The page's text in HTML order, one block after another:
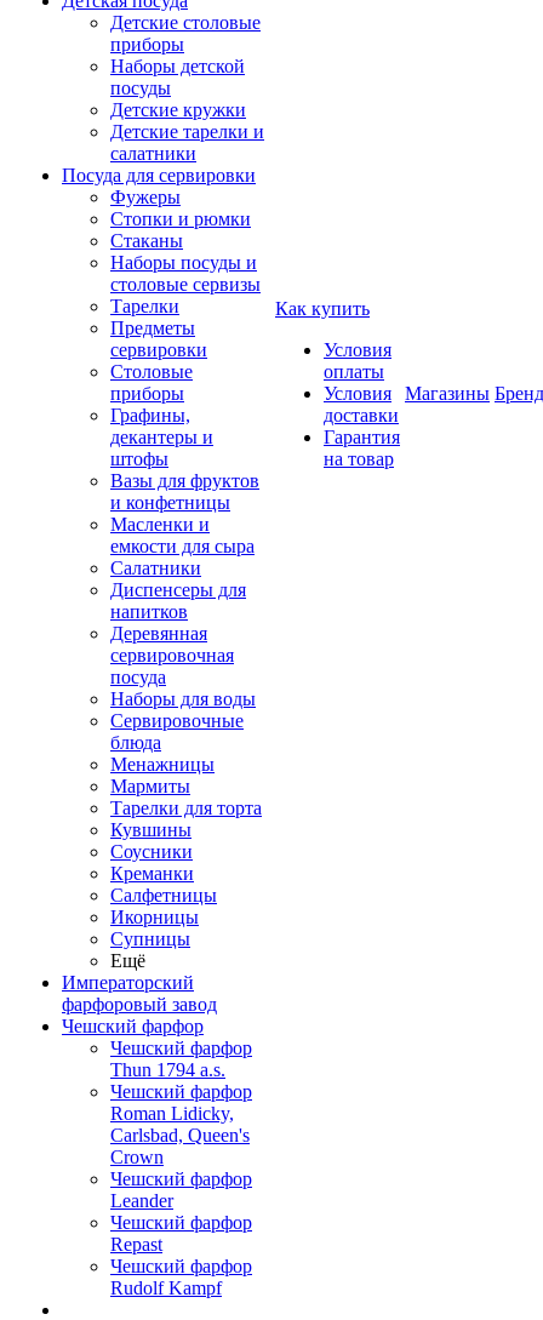
Детские столовые
приборы
Наборы детской
посуды
Детские кружки
Детские тарелки и
салатники
Посуда для сервировки
Фужеры
Стопки и рюмки
Стаканы
Наборы посуды и
столовые сервизы
Тарелки
Предметы
сервировки
Столовые
приборы
Графины,
декантеры и
штофы
Вазы для фруктов
и конфетницы
Масленки и
емкости для сыра
Салатники
Диспенсеры для
напитков
Деревянная
сервировочная
посуда
Наборы для воды
Сервировочные
блюда
Менажницы
Мармиты
Тарелки для торта
Кувшины
Соусники
Креманки
Салфетницы
Икорницы
Супницы
Ещё
Императорский
фарфоровый завод
Чешский фарфор
Чешский фарфор
Thun 1794 a.s.
Чешский фарфор
Roman Lidicky,
Carlsbad, Queen's
Crown
Чешский фарфор
Leander
Чешский фарфор
Repast
Чешский фарфор
Rudolf Kampf
Как купить
Условия
оплаты
Условия
доставки
Гарантия
на товар
Магазины